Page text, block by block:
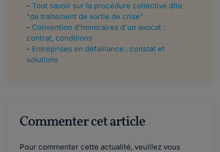
- Tout savoir sur la procédure collective dite
"de traitement de sortie de crise"
- Convention d’honoraires d'un avocat :
contrat, conditions
- Entreprises en défaillance : constat et
solutions
Commenter cet article
Pour commenter cette actualité, veuillez vous